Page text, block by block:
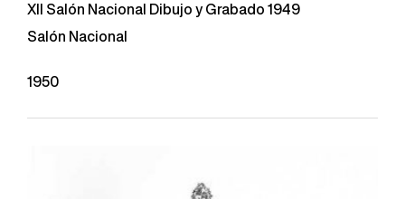
XII Salón Nacional Dibujo y Grabado 1949
Salón Nacional
1950